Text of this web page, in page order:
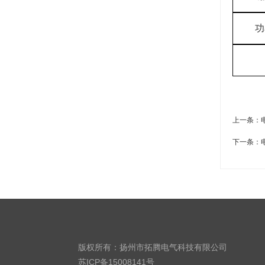
上一条：
下一条：
版权所有：扬州市拓腾电气科技有限公司
苏ICP备15008141号